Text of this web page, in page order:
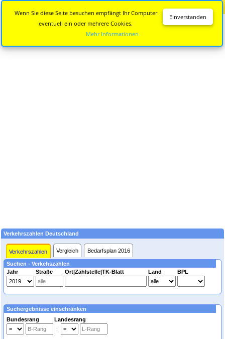
Verkehrszahlen Deutschland
Verkehrszahlen Vergleich Bedarfsplan 2016
Suchen - Verkehszahlen
Jahr
Straße Ort|Zählstelle|TK-Blatt Land BPL
Suchergebnisse einschränken
Bundesrang Landesrang
|
Einverstanden
Wenn Sie diese Seite besuchen empfängt Ihr Computer
eventuell ein oder mehrere Cookies.
Mehr Informationen